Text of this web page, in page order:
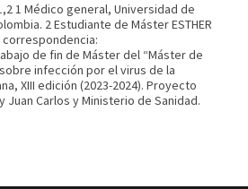
1 Médico general, Universidad de
2 Estudiante de Máster ESTHER
correspondencia:
de fin de Máster del “Máster de
infección por el virus de la
XIII edición (2023-2024). Proyecto
Juan Carlos y Ministerio de Sanidad.